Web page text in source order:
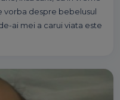
vorba despre bebelusul
ai mei a carui viata este